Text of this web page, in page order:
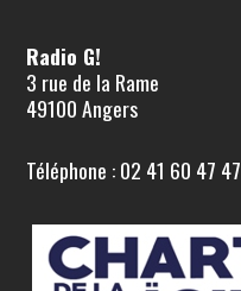
Radio G!
3 rue de la Rame
49100 Angers
Téléphone : 02 41 60 47 47